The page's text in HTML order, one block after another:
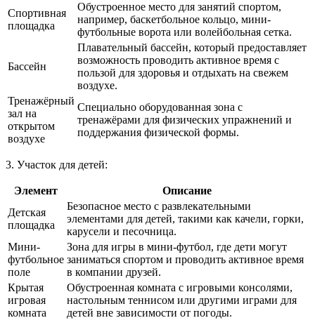
Спортивная
площадка
Обустроенное место для занятий спортом,
например, баскетбольное кольцо, мини-
футбольные ворота или волейбольная сетка.
Бассейн
Плавательный бассейн, который предоставляет
возможность проводить активное время с
пользой для здоровья и отдыхать на свежем
воздухе.
Тренажёрный
зал на
открытом
воздухе
Специально оборудованная зона с
тренажёрами для физических упражнений и
поддержания физической формы.
3. Участок для детей:
Элемент
Описание
Детская
площадка
Безопасное место с развлекательными
элементами для детей, такими как качели, горки,
карусели и песочница.
Мини-
футбольное
поле
Зона для игры в мини-футбол, где дети могут
заниматься спортом и проводить активное время
в компании друзей.
Крытая
игровая
комната
Обустроенная комната с игровыми консолями,
настольным теннисом или другими играми для
детей вне зависимости от погоды.